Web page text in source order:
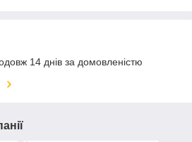
14 днів за домовленістю